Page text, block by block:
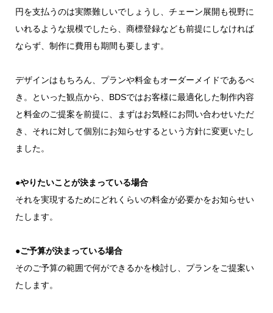
円を支払うのは実際難しいでしょうし、チェーン展開も視野に
いれるような規模でしたら、商標登録なども前提にしなければ
ならず、制作に費用も期間も要します。
デザインはもちろん、プランや料金もオーダーメイドであるべ
き。といった観点から、BDSではお客様に最適化した制作内容
と料金のご提案を前提に、まずはお気軽にお問い合わせいただ
き、それに対して個別にお知らせするという方針に変更いたし
ました。
●やりたいことが決まっている場合
それを実現するためにどれくらいの料金が必要かをお知らせい
たします。
●ご予算が決まっている場合
そのご予算の範囲で何ができるかを検討し、プランをご提案い
たします。